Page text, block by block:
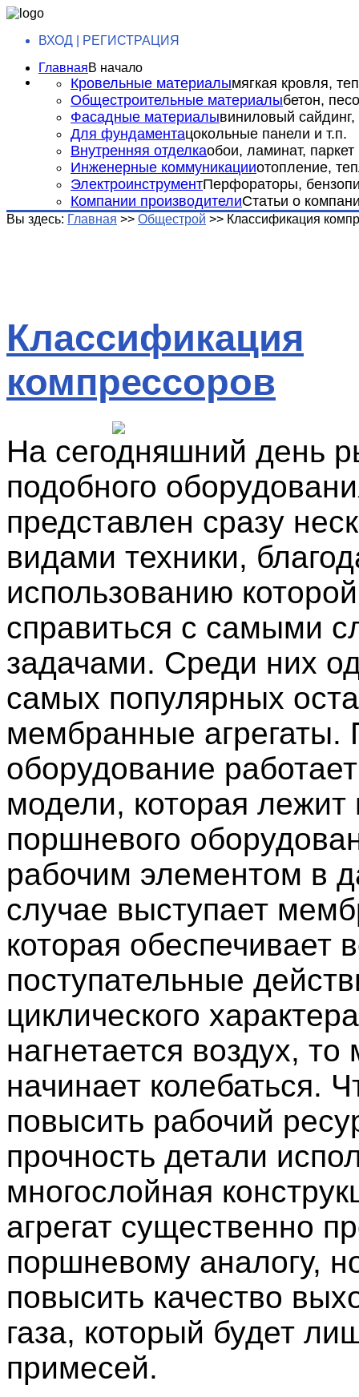
ВХОД | РЕГИСТРАЦИЯ
ГлавнаяВ начало
Кровельные материалымягкая кровля,
Общестроительные материалыбетон,
Фасадные материалывиниловый сайдинг,
Для фундаментацокольные панели и т.п.
Внутренняя отделкаобои, ламинат, паркет
Инженерные коммуникацииотопление,
ЭлектроинструментПерфораторы,
Компании производителиСтатьи о
Вы здесь: Главная >> Общестрой >> Классификация
Классификация
компрессоров
На сегодняшний день
подобного
представлен сразу
видами техники,
использованию
справиться с самыми
задачами. Среди них
самых популярных
мембранные агрегаты.
оборудование
модели, которая лежит
поршневого
рабочим элементом в
случае выступает
которая обеспечивает
поступательные
циклического
нагнетается воздух,
начинает колебаться.
повысить рабочий
прочность детали
многослойная
агрегат существенно
поршневому аналогу,
повысить качество
газа, который будет
примесей.